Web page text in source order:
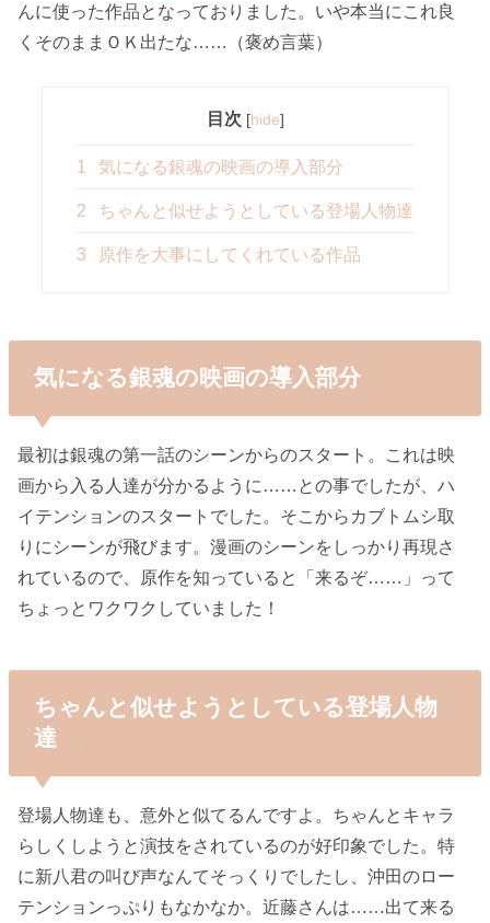
んに使った作品となっておりました。いや本当にこれ良
くそのままＯＫ出たな……（褒め言葉）
目次 [hide]
1 気になる銀魂の映画の導入部分
2 ちゃんと似せようとしている登場人物達
3 原作を大事にしてくれている作品
気になる銀魂の映画の導入部分
最初は銀魂の第一話のシーンからのスタート。これは映
画から入る人達が分かるように……との事でしたが、ハ
イテンションのスタートでした。そこからカブトムシ取
りにシーンが飛びます。漫画のシーンをしっかり再現さ
れているので、原作を知っていると「来るぞ……」って
ちょっとワクワクしていました！
ちゃんと似せようとしている登場人物
達
登場人物達も、意外と似てるんですよ。ちゃんとキャラ
らしくしようと演技をされているのが好印象でした。特
に新八君の叫び声なんてそっくりでしたし、沖田のロー
テンションっぷりもなかなか。近藤さんは……出て来る